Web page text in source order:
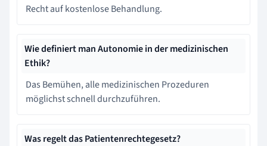
Recht auf kostenlose Behandlung.
Wie definiert man Autonomie in der medizinischen
Ethik?
Das Bemühen, alle medizinischen Prozeduren
möglichst schnell durchzuführen.
Was regelt das Patientenrechtegesetz?